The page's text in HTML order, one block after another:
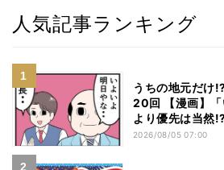
人気記事ランキング
うちの地元だけ
20回 【漫画】
より優先は当然
熱すぎた
2026/08/05 07:00